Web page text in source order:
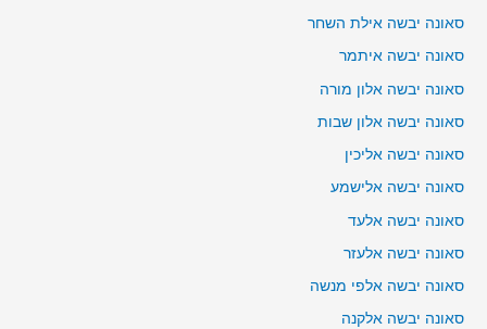
סאונה יבשה אילת השחר
סאונה יבשה איתמר
סאונה יבשה אלון מורה
סאונה יבשה אלון שבות
סאונה יבשה אליכין
סאונה יבשה אלישמע
סאונה יבשה אלעד
סאונה יבשה אלעזר
סאונה יבשה אלפי מנשה
סאונה יבשה אלקנה